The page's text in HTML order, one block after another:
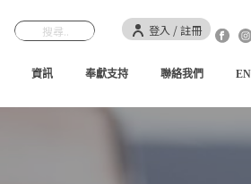
登入 / 註冊
資訊 奉獻支持 聯絡我們